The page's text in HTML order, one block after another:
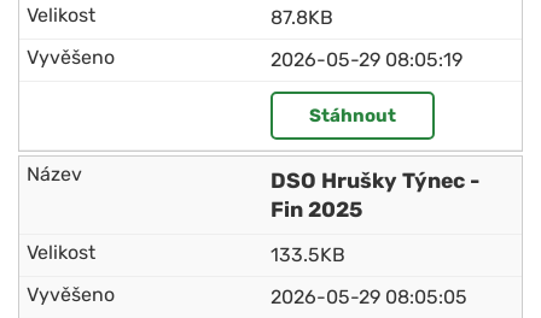
87.8KB
2026-05-29 08:05:19
Stáhnout
DSO Hrušky Týnec -
Fin 2025
133.5KB
2026-05-29 08:05:05